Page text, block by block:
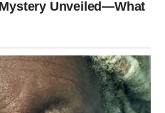
je put do savršene figure pun
fokus i motivaciju.
jednako važna kao i
svima da se okruže
na svakom koraku.